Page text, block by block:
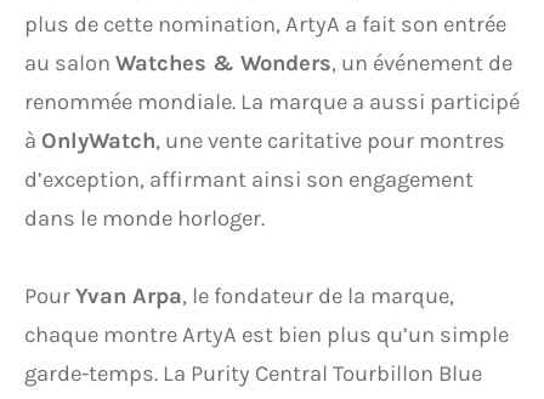
plus de cette nomination, ArtyA a fait son entrée
au salon Watches & Wonders, un événement de
renommée mondiale. La marque a aussi participé
à OnlyWatch, une vente caritative pour montres
d’exception, affirmant ainsi son engagement
dans le monde horloger.
PourYvan Arpa, le fondateur de la marque,
chaque montre ArtyA est bien plus qu’un simple
garde-temps. La Purity Central Tourbillon Blue